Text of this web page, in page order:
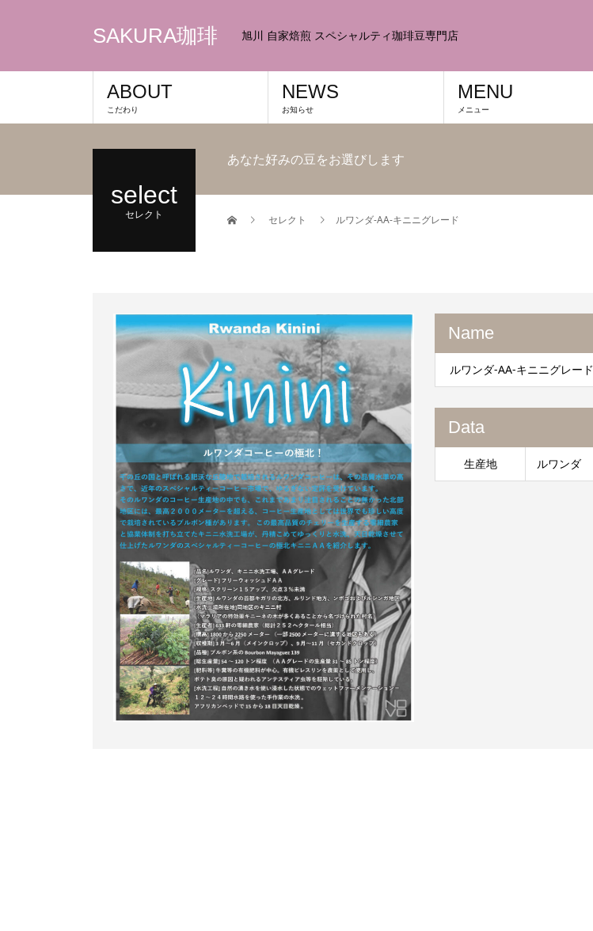
SAKURA珈琲 旭川 自家焙煎 スペシャルティ珈琲豆専門店
ABOUT
こだわり
NEWS
お知らせ
MENU
メニュー
select
セレクト
あなた好みの豆をお選びします
セレクト ルワンダ-AA-キニニグレード
Name
ルワンダ-AA-キニニグレード
Data
生産地 ルワンダ